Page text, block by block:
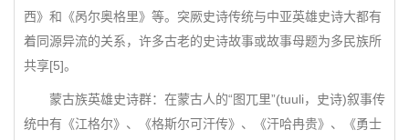
西》和《呙尔奥格里》等。突厥史诗传统与中亚英雄史诗大都有
着同源异流的关系，许多古老的史诗故事或故事母题为多民族所
共享[5]。
蒙古族英雄史诗群：在蒙古人的“图兀里”(tuuli，史诗)叙事传
统中有《江格尔》、《格斯尔可汗传》、《汗哈冉贵》、《勇士